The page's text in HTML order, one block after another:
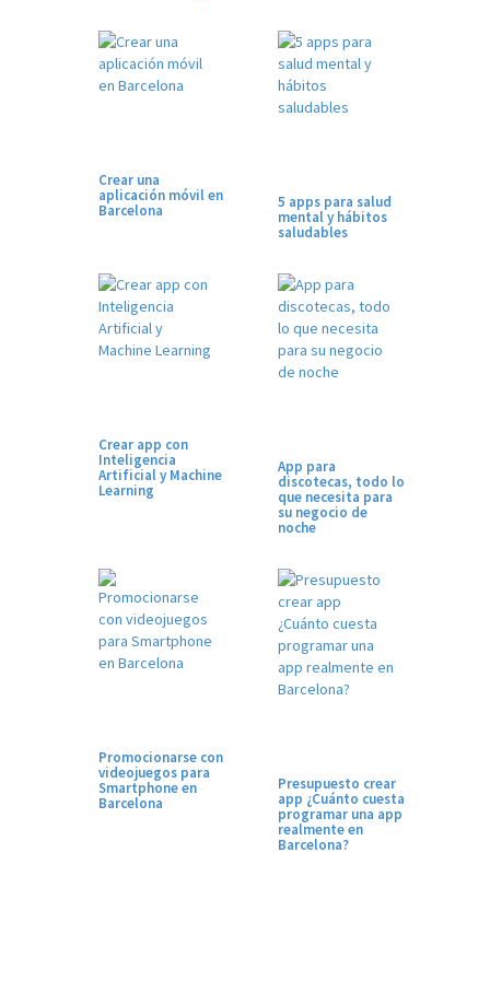
Crear una
aplicación móvil en
Barcelona
5 apps para salud
mental y hábitos
saludables
Crear app con
Inteligencia
Artificial y Machine
Learning
App para
discotecas, todo lo
que necesita para
su negocio de
noche
Promocionarse con
videojuegos para
Smartphone en
Barcelona
Presupuesto crear
app ¿Cuánto cuesta
programar una app
realmente en
Barcelona?